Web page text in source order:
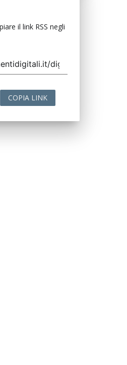
il link RSS negli
COPIA LINK